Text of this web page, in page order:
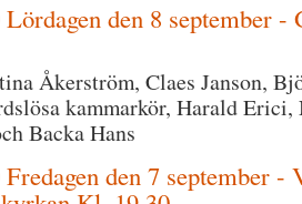
den 8 september -
Åkerström, Claes Janson,
kammarkör, Harald Erici,
Backa Hans
den 7 september -